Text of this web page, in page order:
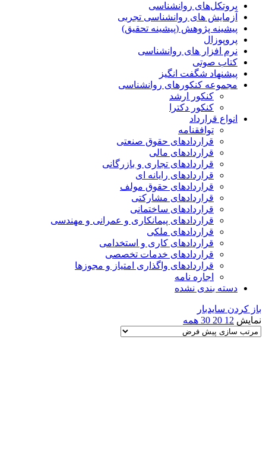
پروتکل‌های روانشناسی
آزمایش های روانشناسی تجربی
پیشینه پژوهش (پیشینه تحقیق)
پروپوزال
نرم افزار های روانشناسی
کتاب صوتی
پیشنهاد شگفت انگیز
مجموعه کنکورهای روانشناسی
کنکور ارشد
کنکور دکترا
انواع قرارداد
توافقنامه
قراردادهای حقوق صنعتی
قراردادهای مالی
قراردادهای تجاری و بازرگانی
قراردادهای رایانه ای
قراردادهای حقوق مولف
قراردادهای مشارکتی
قراردادهای ساختمانی
قراردادهای پیمانکاری و عمرانی و مهندسی
قراردادهای ملکی
قراردادهای کاری و استخدامی
قراردادهای خدمات تخصصی
قراردادهای واگذاری امتیاز و مجوزها
اجاره نامه
دسته بندی نشده
باز کردن سایدبار
نمایش 12
20
30 همه